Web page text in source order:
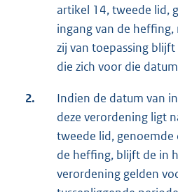
artikel 14, tweede lid,
ingang van de
zij van toepassing
die zich voor die
2.
Indien de datum van
deze verordening ligt
tweede lid, genoemde
de heffing, blijft de in
verordening gelden